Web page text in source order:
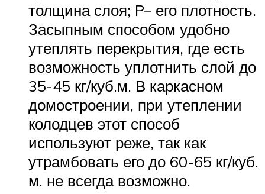
толщина слоя; P– его плотность.
Засыпным способом удобно
утеплять перекрытия, где есть
возможность уплотнить слой до
35-45 кг/куб.м. В каркасном
домостроении, при утеплении
колодцев этот способ
используют реже, так как
утрамбовать его до 60-65 кг/куб.
м. не всегда возможно.